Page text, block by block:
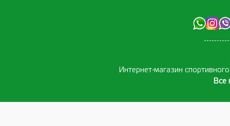
Интернет-магазин
Все